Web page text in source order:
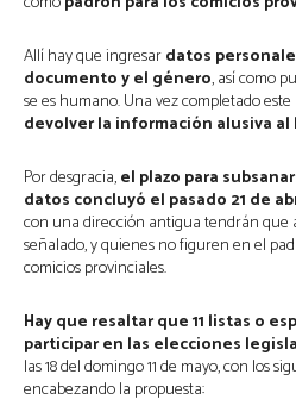
Allí hay que ingresardatos
documento y el género, así como
se es humano. Una vez completado este
devolver la información alusiva
Por desgracia,el plazo para
datos concluyó el pasado 21 de
con una dirección antigua tendrán que
señalado, y quienes no figuren en el
comicios provinciales.
Hay que resaltar que 11 listas o
participar en las elecciones
las 18 del domingo 11 de mayo, con los
encabezando la propuesta: